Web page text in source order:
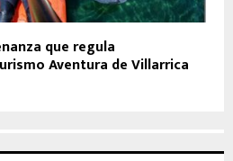
que regula
Aventura de Villarrica